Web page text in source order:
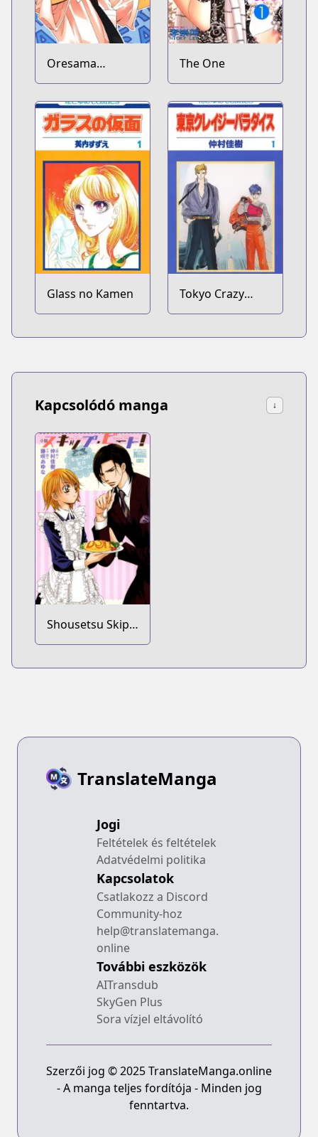
Oresama
Teacher
The One
Glass no Kamen
Tokyo Crazy
Paradise
Kapcsolódó manga ↓
Shousetsu Skip
Beat!: Kyouko no
TranslateManga
Jogi
Feltételek és feltételek
Adatvédelmi politika
Kapcsolatok
Csatlakozz a Discord
Community-hoz
help@translatemanga.
online
További eszközök
AITransdub
SkyGen Plus
Sora vízjel eltávolító
Szerzői jog © 2025 TranslateManga.online
- A manga teljes fordítója - Minden jog
fenntartva.